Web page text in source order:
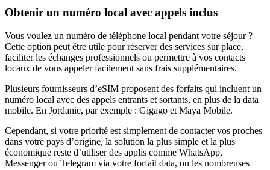
Obtenir un numéro local avec appels inclus
Vous voulez un numéro de téléphone local pendant votre séjour ?
Cette option peut être utile pour réserver des services sur place,
faciliter les échanges professionnels ou permettre à vos contacts
locaux de vous appeler facilement sans frais supplémentaires.
Plusieurs fournisseurs d’eSIM proposent des forfaits qui incluent un
numéro local avec des appels entrants et sortants, en plus de la data
mobile. En Jordanie, par exemple : Gigago et Maya Mobile.
Cependant, si votre priorité est simplement de contacter vos proches
dans votre pays d’origine, la solution la plus simple et la plus
économique reste d’utiliser des applis comme WhatsApp,
Messenger ou Telegram via votre forfait data, ou les nombreuses